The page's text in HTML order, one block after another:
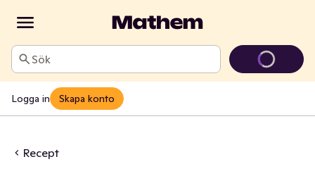
Sök
Logga in Skapa konto
Recept